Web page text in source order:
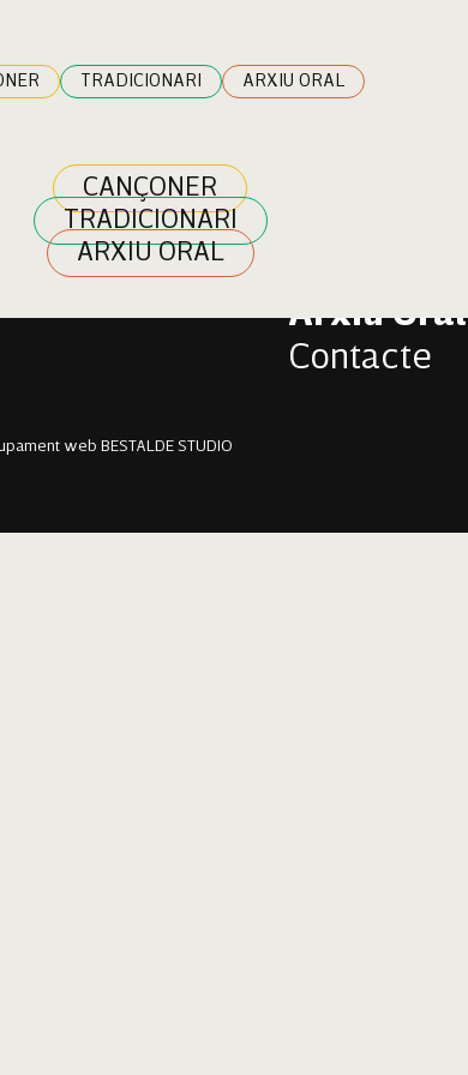
TRADICIONARI ARXIU ORAL
CANÇONER
TRADICIONARI
ARXIU ORAL
Arxiu Oral
Contacte
web BESTALDE STUDIO